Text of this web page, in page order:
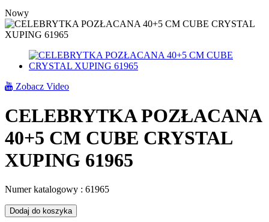
Nowy
Zobacz Video
CELEBRYTKA POZŁACANA
40+5 CM CUBE CRYSTAL
XUPING 61965
Numer katalogowy : 61965
Dodaj do koszyka